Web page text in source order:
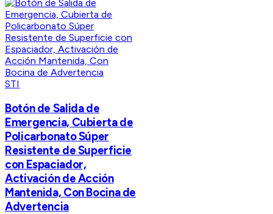
STI
Botón de Salida de
Emergencia, Cubierta de
Policarbonato Súper
Resistente de Superficie
con Espaciador,
Activación de Acción
Mantenida, Con Bocina de
Advertencia